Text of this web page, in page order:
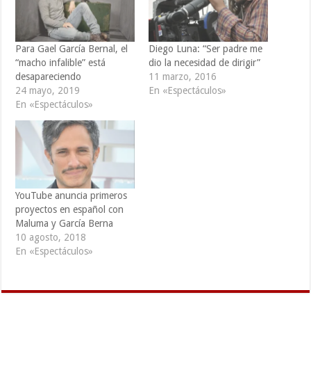
Para Gael García Bernal, el
“macho infalible” está
desapareciendo
24 mayo, 2019
En «Espectáculos»
Diego Luna: “Ser padre me
dio la necesidad de dirigir”
11 marzo, 2016
En «Espectáculos»
YouTube anuncia primeros
proyectos en español con
Maluma y García Berna
10 agosto, 2018
En «Espectáculos»